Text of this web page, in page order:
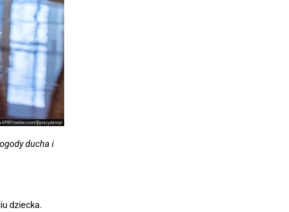
KPRP/twitter.com/@prezydentpl
ducha i
dziecka.